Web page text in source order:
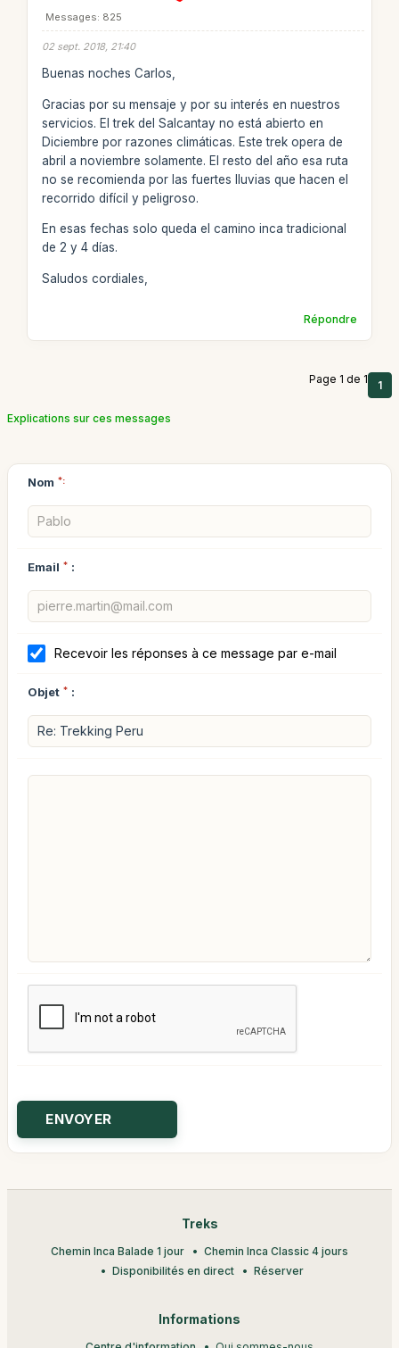
Messages: 825
02 sept. 2018, 21:40
Buenas noches Carlos,
Gracias por su mensaje y por su interés en nuestros
servicios. El trek del Salcantay no está abierto en
Diciembre por razones climáticas. Este trek opera de
abril a noviembre solamente. El resto del año esa ruta
no se recomienda por las fuertes lluvias que hacen el
recorrido difícil y peligroso.
En esas fechas solo queda el camino inca tradicional
de 2 y 4 días.
Saludos cordiales,
Répondre
Page 1 de 1 1
Explications sur ces messages
Nom *:
Email * :
Recevoir les réponses à ce message par e-mail
Objet * :
Treks
Chemin Inca Balade 1 jour
Chemin Inca Classic 4 jours
Disponibilités en direct
Réserver
Informations